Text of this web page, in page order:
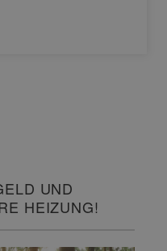
UND
HEIZUNG!